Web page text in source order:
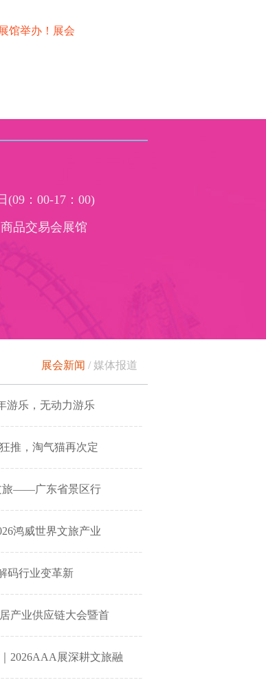
馆举办！展会
(09：00-17：00)
品交易会展馆
展会新闻 / 媒体报道
游乐，无动力游乐
推，淘气猫再次定
旅——广东省景区行
鸿威世界文旅产业
码行业变革新
产业供应链大会暨首
2026AAA展深耕文旅融